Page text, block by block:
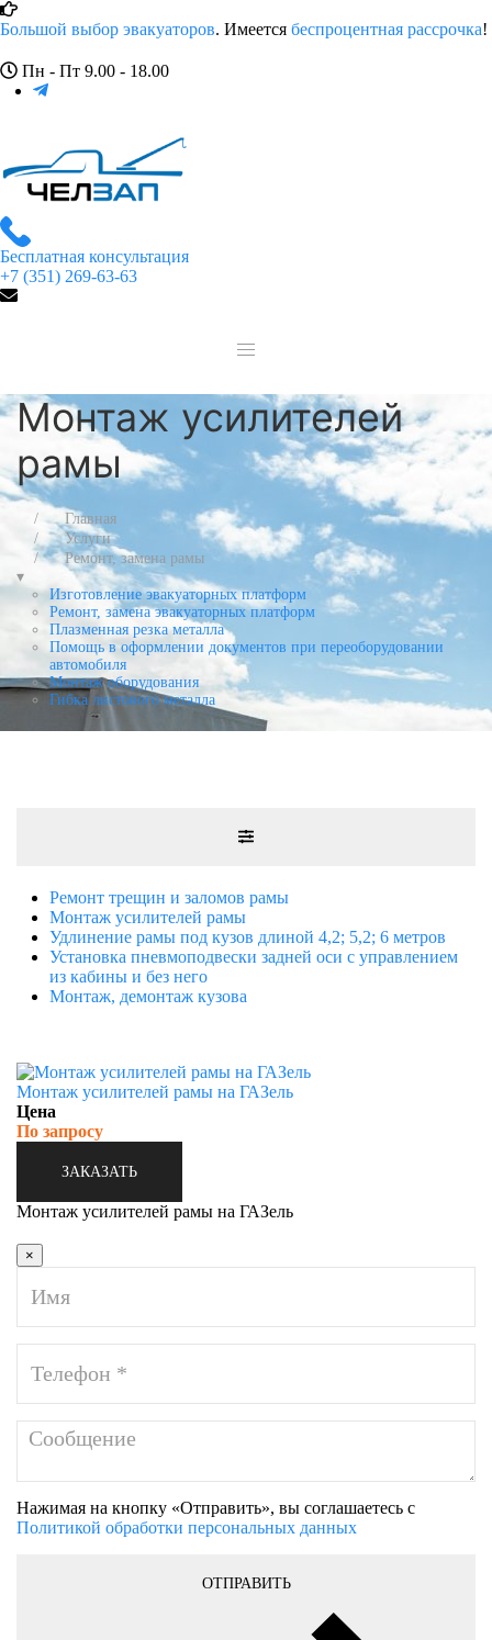
Большой выбор эвакуаторов. Имеется беспроцентная рассрочка!
Пн - Пт 9.00 - 18.00
Бесплатная консультация
+7 (351) 269-63-63
Монтаж усилителей
рамы
Главная
Услуги
Ремонт, замена рамы
▾
Изготовление эвакуаторных платформ
Ремонт, замена эвакуаторных платформ
Плазменная резка металла
Помощь в оформлении документов при переоборудовании
автомобиля
Монтаж оборудования
Гибка листового металла
Ремонт трещин и заломов рамы
Монтаж усилителей рамы
Удлинение рамы под кузов длиной 4,2; 5,2; 6 метров
Установка пневмоподвески задней оси с управлением
из кабины и без него
Монтаж, демонтаж кузова
Монтаж усилителей рамы на ГАЗель
Цена
По запросу
ЗАКАЗАТЬ
Монтаж усилителей рамы на ГАЗель
×
Нажимая на кнопку «Отправить», вы соглашаетесь с
Политикой обработки персональных данных
ОТПРАВИТЬ